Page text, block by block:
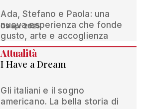
Ada, Stefano e Paola: una
nuova esperienza che fonde
gusto, arte e accoglienza
09 apr 2025
Attualità
I Have a Dream
Gli italiani e il sogno
americano. La bella storia di